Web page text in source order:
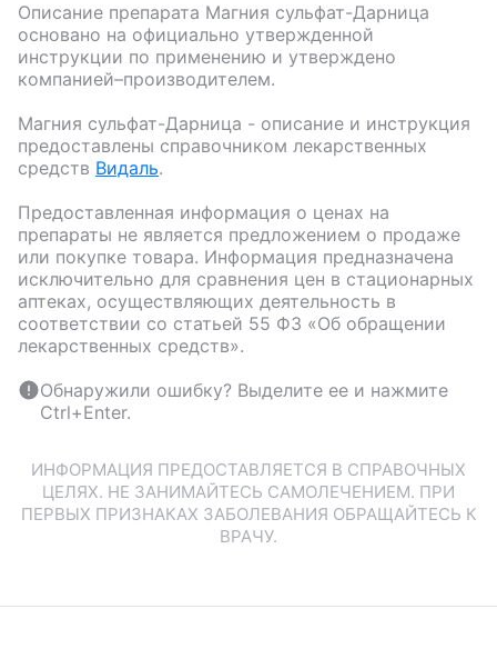
Описание препарата Магния сульфат-Дарница
основано на официально утвержденной
инструкции по применению и утверждено
компанией–производителем.
Магния сульфат-Дарница - описание и инструкция
предоставлены справочником лекарственных
средств Видаль.
Предоставленная информация о ценах на
препараты не является предложением о продаже
или покупке товара. Информация предназначена
исключительно для сравнения цен в стационарных
аптеках, осуществляющих деятельность в
соответствии со статьей 55 ФЗ «Об обращении
лекарственных средств».
Обнаружили ошибку? Выделите ее и нажмите
Ctrl+Enter.
ИНФОРМАЦИЯ ПРЕДОСТАВЛЯЕТСЯ В СПРАВОЧНЫХ
ЦЕЛЯХ. НЕ ЗАНИМАЙТЕСЬ САМОЛЕЧЕНИЕМ. ПРИ
ПЕРВЫХ ПРИЗНАКАХ ЗАБОЛЕВАНИЯ ОБРАЩАЙТЕСЬ К
ВРАЧУ.